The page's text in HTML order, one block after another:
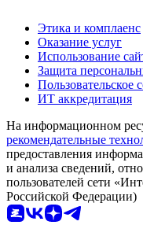
Этика и комплаенс
Оказание услуг
Использование
Защита
Пользовательское
ИТ аккредитация
На информационном
рекомендательные
предоставления
и анализа сведений,
пользователей сети
Российской Федерации)